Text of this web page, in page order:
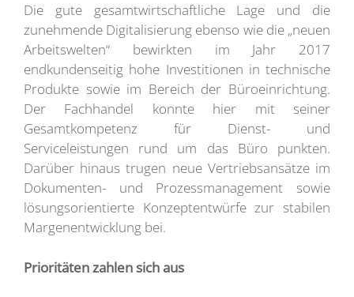
Die gute gesamtwirtschaftliche Lage und die
zunehmende Digitalisierung ebenso wie die „neuen
Arbeitswelten“ bewirkten im Jahr 2017
endkundenseitig hohe Investitionen in technische
Produkte sowie im Bereich der Büroeinrichtung.
Der Fachhandel konnte hier mit seiner
Gesamtkompetenz für Dienst- und
Serviceleistungen rund um das Büro punkten.
Darüber hinaus trugen neue Vertriebsansätze im
Dokumenten- und Prozessmanagement sowie
lösungsorientierte Konzeptentwürfe zur stabilen
Margenentwicklung bei.
Prioritäten zahlen sich aus